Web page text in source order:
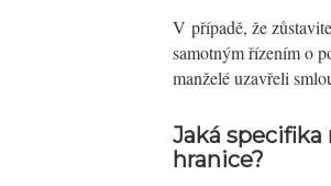
V případě, že
samotným řízením o
manželé uzavřeli
Jaká
hranice?